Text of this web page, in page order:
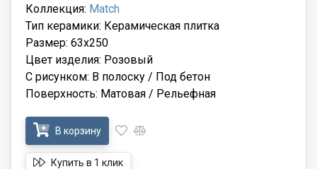
Коллекция: Match
Тип керамики: Керамическая плитка
Размер: 63x250
Цвет изделия: Розовый
С рисунком: В полоску / Под бетон
Поверхность: Матовая / Рельефная
В корзину
Купить в 1 клик